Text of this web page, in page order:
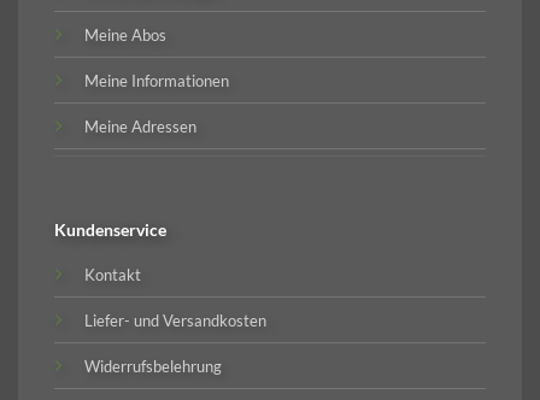
Meine Abos
Meine Informationen
Meine Adressen
Kundenservice
Kontakt
Liefer- und Versandkosten
Widerrufsbelehrung